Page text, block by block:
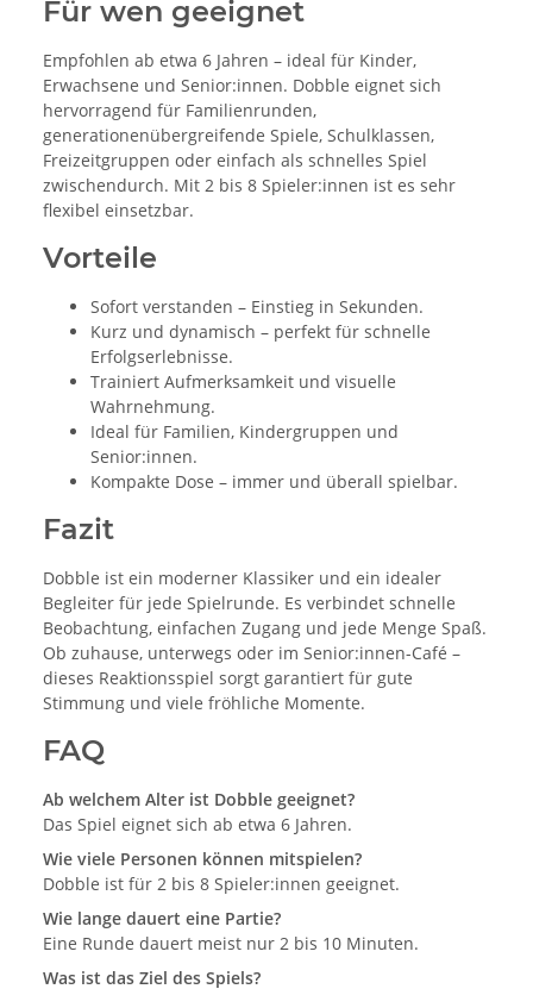
Für wen geeignet
Empfohlen ab etwa 6 Jahren – ideal für Kinder,
Erwachsene und Senior:innen. Dobble eignet sich
hervorragend für Familienrunden,
generationenübergreifende Spiele, Schulklassen,
Freizeitgruppen oder einfach als schnelles Spiel
zwischendurch. Mit 2 bis 8 Spieler:innen ist es sehr
flexibel einsetzbar.
Vorteile
Sofort verstanden – Einstieg in Sekunden.
Kurz und dynamisch – perfekt für schnelle
Erfolgserlebnisse.
Trainiert Aufmerksamkeit und visuelle
Wahrnehmung.
Ideal für Familien, Kindergruppen und
Senior:innen.
Kompakte Dose – immer und überall spielbar.
Fazit
Dobble ist ein moderner Klassiker und ein idealer
Begleiter für jede Spielrunde. Es verbindet schnelle
Beobachtung, einfachen Zugang und jede Menge Spaß.
Ob zuhause, unterwegs oder im Senior:innen-Café –
dieses Reaktionsspiel sorgt garantiert für gute
Stimmung und viele fröhliche Momente.
FAQ
Ab welchem Alter ist Dobble geeignet?
Das Spiel eignet sich ab etwa 6 Jahren.
Wie viele Personen können mitspielen?
Dobble ist für 2 bis 8 Spieler:innen geeignet.
Wie lange dauert eine Partie?
Eine Runde dauert meist nur 2 bis 10 Minuten.
Was ist das Ziel des Spiels?